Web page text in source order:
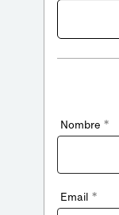
Nombre *
Email *